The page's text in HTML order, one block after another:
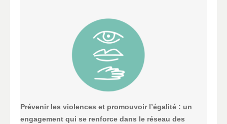
Prévenir les violences et promouvoir l’égalité : un
engagement qui se renforce dans le réseau des